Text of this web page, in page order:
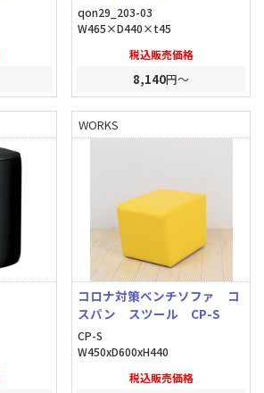
qon29_203-03
W465×D440×t45
税込販売価格
8,140円～
WORKS
コロナ対策ベンチソファ コ
スパン スツール CP-S
CP-S
W450xD600xH440
税込販売価格